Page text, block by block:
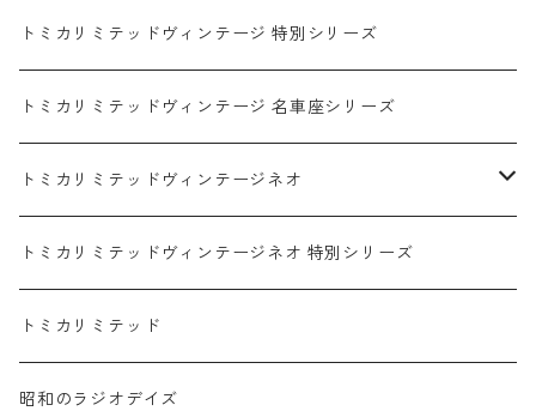
マツダ / MAZDA
ホンダ / HONDA
日産 / NISSAN
スバル / SUBARU
スズキ / SUZUKI
三菱 / MITSUBISHI
赤箱 - 限定トミカ 初回特別カラー
赤箱 - 絶版（廃盤）トミカ No.1-120
赤箱 - 絶版（廃盤）トミカ No.1-9
赤箱 - 絶版（廃盤）トミカ No.10-19
赤箱 - 絶版（廃盤）ロングトミカ No.121-
赤箱 - 車種別
乗用車
商用車・公用車
TLV - NEW LINEUP
TLV - No. LV-00-195
TLV - No. LV-00-09
TLV - No. LV-10-19
TLV - 車種別
乗用車
商用車・公用車
トミカリミテッドヴィンテージ 特別シリーズ
トミカリミテッドヴィンテージ 名車座シリーズ
トミカリミテッドヴィンテージネオ
TLVN - NEW LINEUP
TLVN - No. LV-00-219
TLVN - No. LV-00-09
TLVN - 車種別
トミカリミテッドヴィンテージネオ 特別シリーズ
トミカリミテッド
昭和のラジオデイズ